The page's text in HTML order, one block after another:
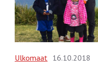
Ulkomaat 16.10.2018